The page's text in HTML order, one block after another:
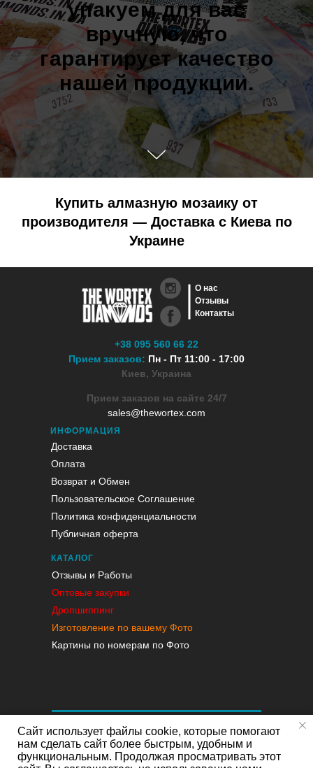
упакуем для вас
вручную, что
гарантирует качество
нашей продукции.
Купить алмазную мозаику от
производителя — Доставка с Киева по
Украине
ИНФОРМАЦИЯ
Доставка
Оплата
Возврат и Обмен
Пользовательское Соглашение
Политика конфиденциальности
Публичная оферта
КАТАЛОГ
Отзывы и Работы
Оптовые закупки
Дропшиппинг
Изготовление по вашему Фото
Картины по номерам по Фото
+38 095 560 66 22
Прием заказов: Пн - Пт 11:00 - 17:00
Киев, Украина
Прием заказов на сайте 24/7
sales@thewortex.com
О нас
Отзывы
Контакты
Сайт использует файлы cookie, которые помогают
нам сделать сайт более быстрым, удобным и
функциональным. Продолжая просматривать этот